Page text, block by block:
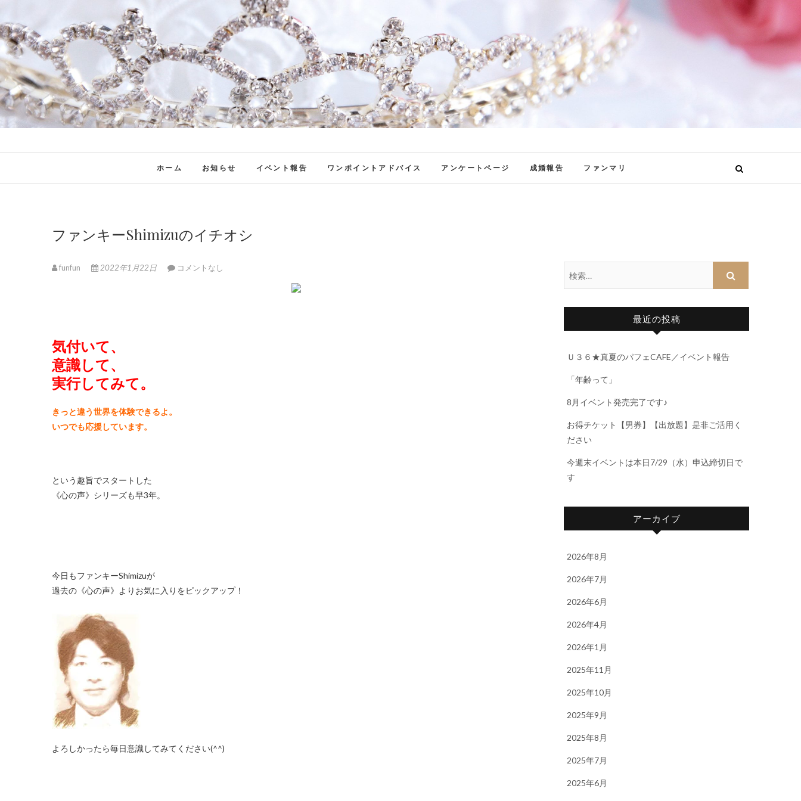
ファンブロ
ホーム お知らせ イベント報告 ワンポイントアドバイス アンケートページ 成婚報告 ファンマリ
ファンキーShimizuのイチオシ
funfun 2022年1月22日 コメントなし
気付いて、
意識して、
実行してみて。
きっと違う世界を体験できるよ。
いつでも応援しています。
という趣旨でスタートした
《心の声》シリーズも早3年。
今日もファンキーShimizuが
過去の《心の声》よりお気に入りをピックアップ！
よろしかったら毎日意識してみてください(^^)
最近の投稿
Ｕ３６★真夏のパフェCAFE／イベント報告
「年齢って」
8月イベント発売完了です♪
お得チケット【男券】【出放題】是非ご活用く
ださい
今週末イベントは本日7/29（水）申込締切日で
す
アーカイブ
2026年8月
2026年7月
2026年6月
2026年4月
2026年1月
2025年11月
2025年10月
2025年9月
2025年8月
2025年7月
2025年6月